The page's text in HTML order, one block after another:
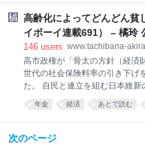
ともなれば、タネはもう
右派勢力の台頭が著しいヨーロ
を示している。 「寛容」な移民
移民感情がじわりと広がる日本
中寛） ▽「ただただ感謝」 世
リア教会で有名なスペイン北東
中心部から電車で２０分ほど移
住む地域に到着する。観光客が
法移民を合法化する政策
高齢化によってどんどん貧
イボーイ連載691） – 橘玲
146 users www.tachibana-
高市政権が「骨太の方針（経済
世代の社会保険料率の引き下げ
た。 自民と連立を組む日本維
て、高齢者医療費の窓口負担を
障負担率を2030年代半ばまで
さを示す指標で、個人や企業が
年金 経済 あとで読む
次のページ